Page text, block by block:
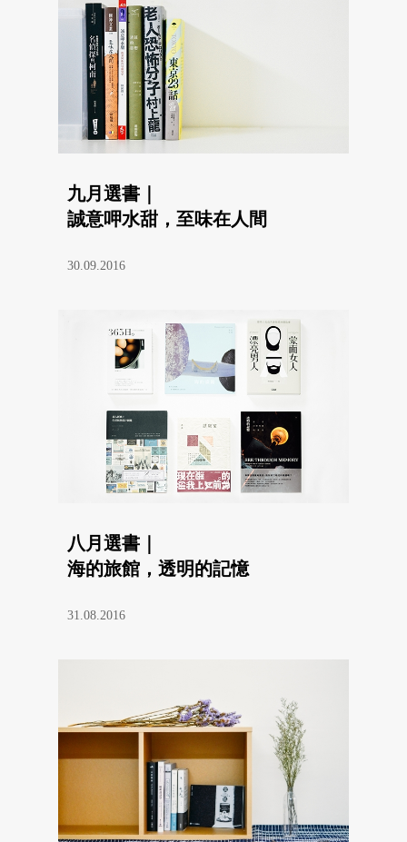
九月選書｜
誠意呷水甜，至味在人間
30.09.2016
八月選書｜
海的旅館，透明的記憶
31.08.2016